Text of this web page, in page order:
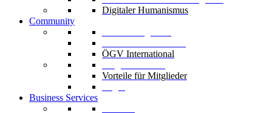
Digitaler Humanismus
Community
ÖGV International
Vorteile für Mitglieder
Business Services